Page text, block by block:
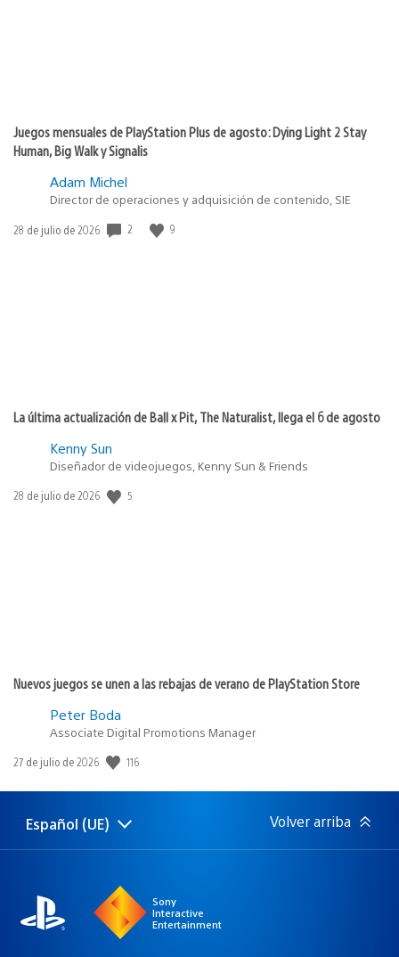
Juegos mensuales de PlayStation Plus de agosto: Dying Light 2 Stay
Human, Big Walk y Signalis
Adam Michel
Director de operaciones y adquisición de contenido, SIE
Fecha
28 de julio de 2026 2 9
La última actualización de Ball x Pit, The Naturalist, llega el 6 de agosto
Kenny Sun
Diseñador de videojuegos, Kenny Sun & Friends
Fecha
28 de julio de 2026 5
Nuevos juegos se unen a las rebajas de verano de PlayStation Store
Peter Boda
Associate Digital Promotions Manager
Fecha
publicación:
27 de julio de 2026 116
Selecciona
una
Región
actual:
Español (UE) Volver arriba
Sony
Interactive
Entertainment